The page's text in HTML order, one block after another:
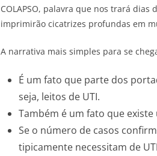
COLAPSO, palavra que nos trará
imprimirão cicatrizes profundas em
A narrativa mais simples para se
É um fato que parte dos
seja, leitos de UTI.
Também é um fato que
Se o número de casos
tipicamente necessitam de